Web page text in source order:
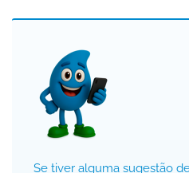
Se tiver alguma sugestão